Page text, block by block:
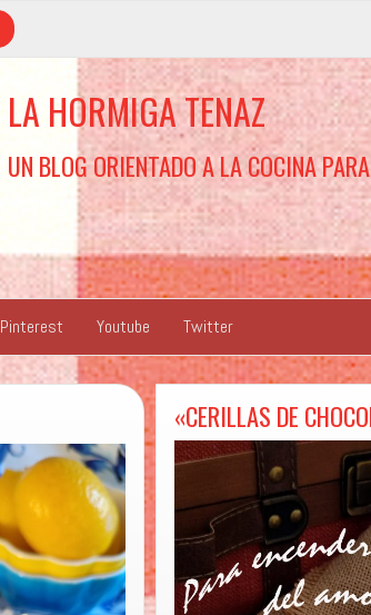
LA HORMIGA TENAZ
UN BLOG ORIENTADO A LA COCINA
Pinterest Youtube Twitter
«CERILLAS DE